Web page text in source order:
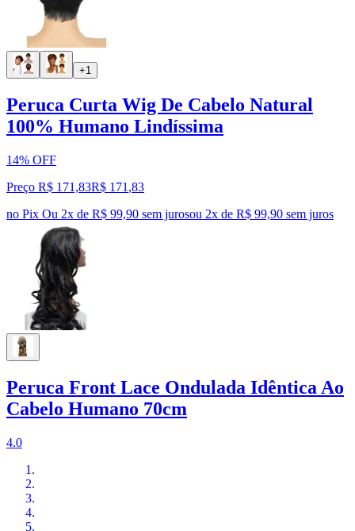
+1
Peruca Curta Wig De Cabelo Natural
100% Humano Lindíssima
14% OFF
Preço R$ 171,83R$ 171 ,83
no Pix Ou 2x de R$ 99,90 sem jurosou 2x de R$ 99,90 sem juros
Peruca Front Lace Ondulada Idêntica Ao
Cabelo Humano 70cm
4.0